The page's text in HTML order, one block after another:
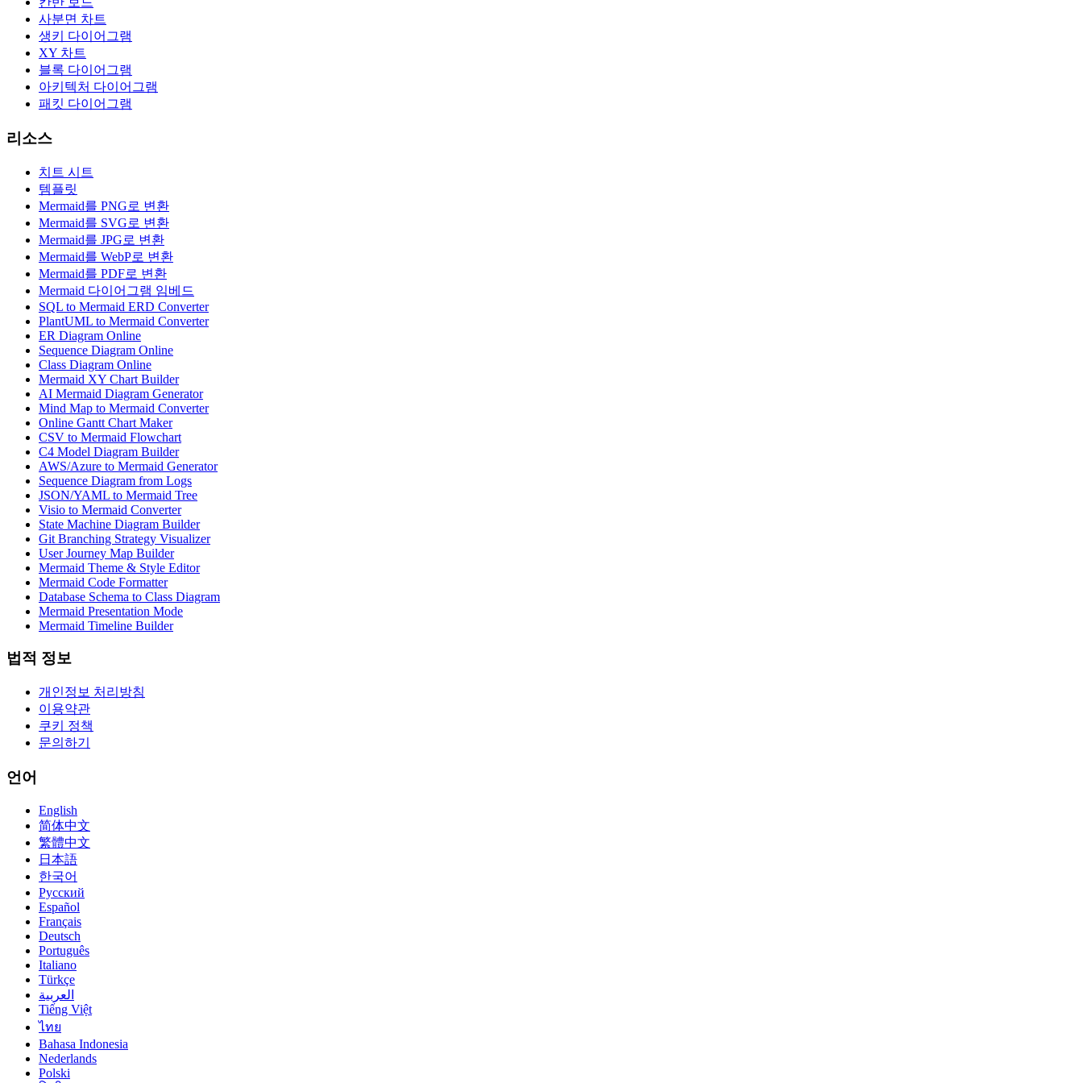
사분면 차트
생키 다이어그램
XY 차트
블록 다이어그램
아키텍처 다이어그램
패킷 다이어그램
리소스
치트 시트
템플릿
Mermaid를 PNG로 변환
Mermaid를 SVG로 변환
Mermaid를 JPG로 변환
Mermaid를 WebP로 변환
Mermaid를 PDF로 변환
Mermaid 다이어그램 임베드
SQL to Mermaid ERD Converter
PlantUML to Mermaid Converter
ER Diagram Online
Sequence Diagram Online
Class Diagram Online
Mermaid XY Chart Builder
AI Mermaid Diagram Generator
Mind Map to Mermaid Converter
Online Gantt Chart Maker
CSV to Mermaid Flowchart
C4 Model Diagram Builder
AWS/Azure to Mermaid Generator
Sequence Diagram from Logs
JSON/YAML to Mermaid Tree
Visio to Mermaid Converter
State Machine Diagram Builder
Git Branching Strategy Visualizer
User Journey Map Builder
Mermaid Theme & Style Editor
Mermaid Code Formatter
Database Schema to Class Diagram
Mermaid Presentation Mode
Mermaid Timeline Builder
법적 정보
개인정보 처리방침
이용약관
쿠키 정책
문의하기
언어
English
简体中文
繁體中文
日本語
한국어
Русский
Español
Français
Deutsch
Português
Italiano
Türkçe
العربية
Tiếng Việt
ไทย
Bahasa Indonesia
Nederlands
Polski